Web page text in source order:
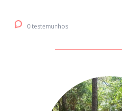
0 testemunhos